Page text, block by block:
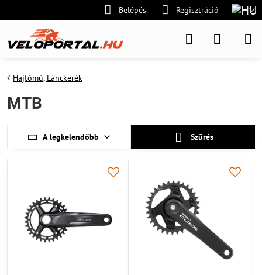
Belépés Regisztráció
Hajtómű, Lánckerék
MTB
A legkelendőbb Szűrés